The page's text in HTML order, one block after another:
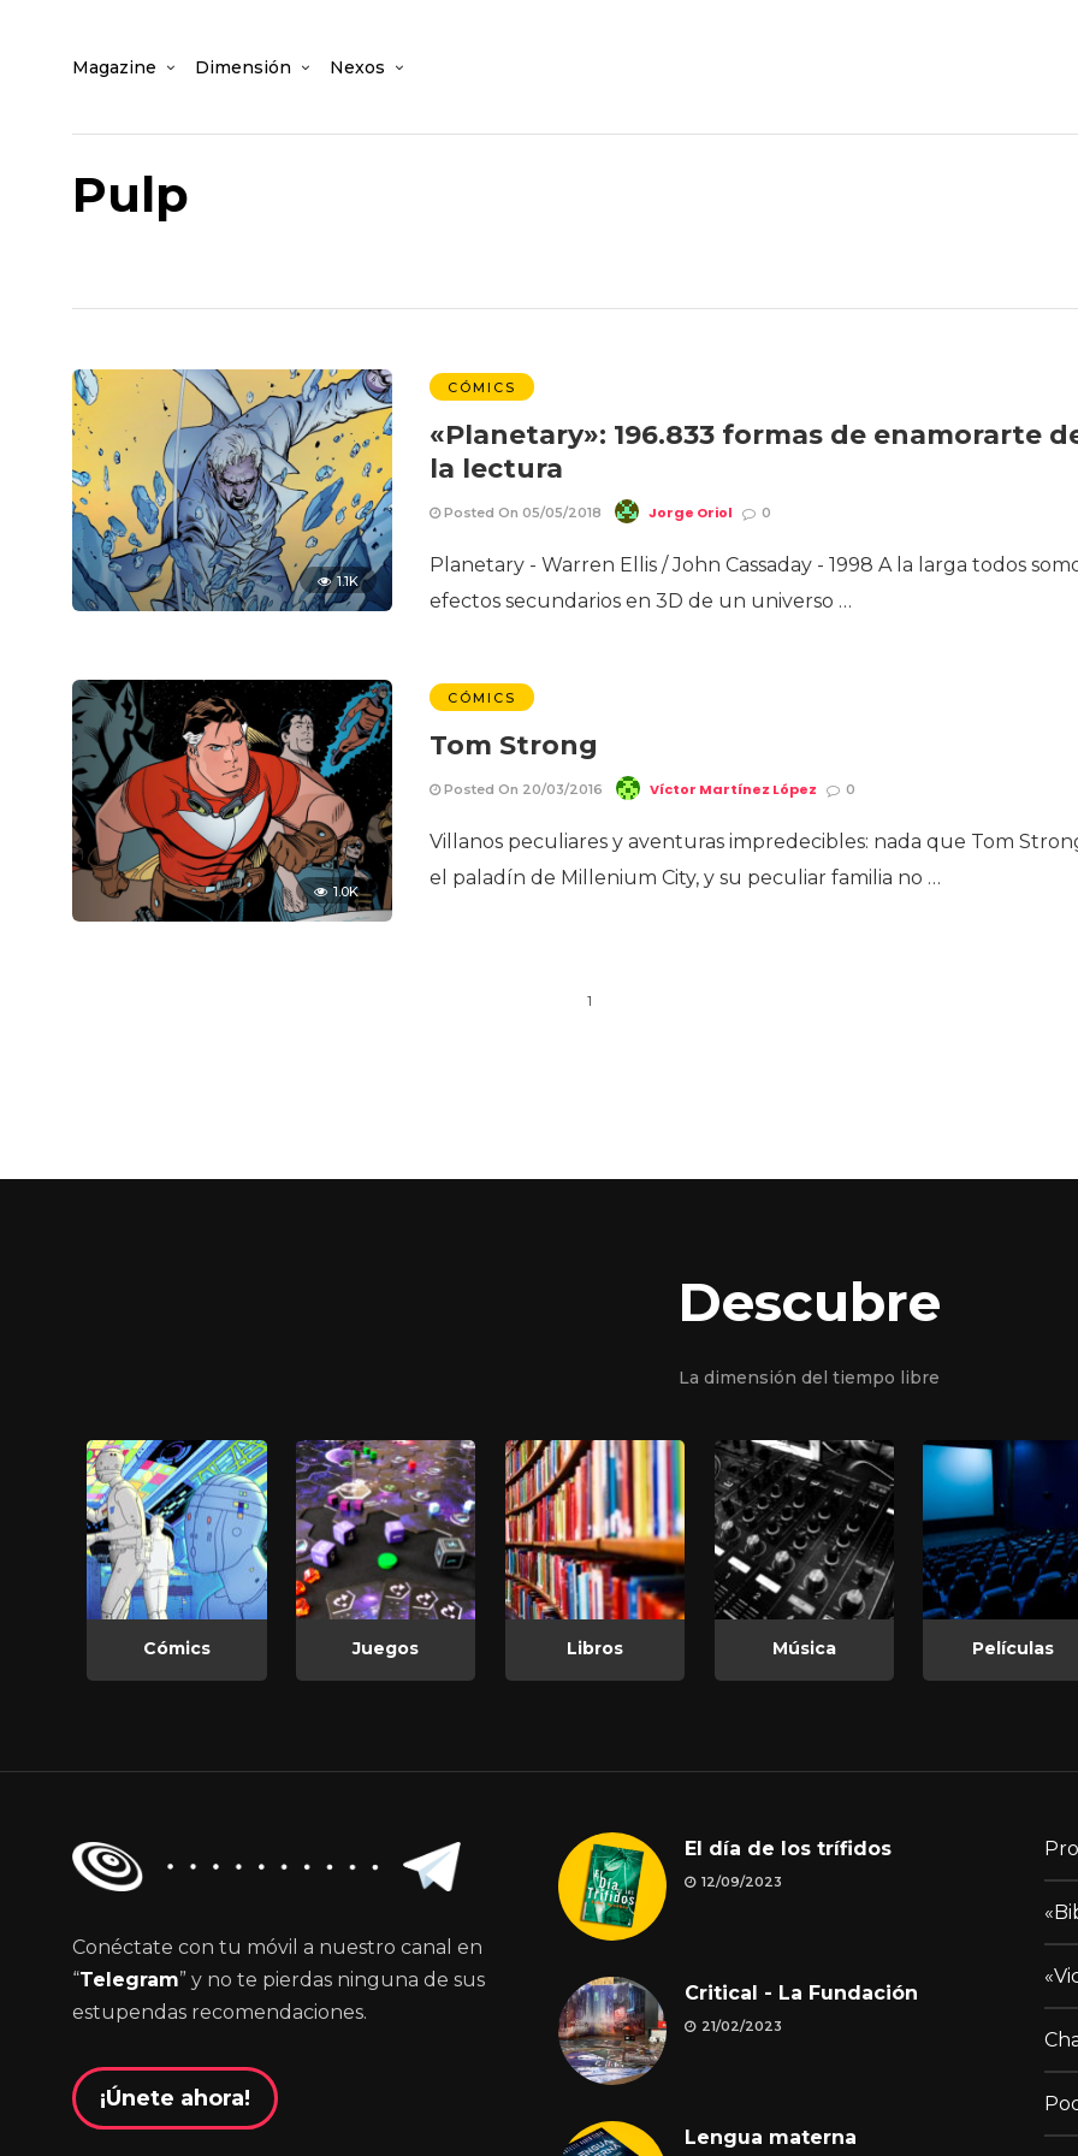
Magazine Dimensión Nexos
Pulp
1.1K
CÓMICS
«Planetary»: 196.833 formas de enamorarte
la lectura
Posted On 05/05/2018 Jorge Oriol 0
Planetary - Warren Ellis / John Cassaday - 1998 A la larga todos
efectos secundarios en 3D de un universo …
1.0K
CÓMICS
Tom Strong
Posted On 20/03/2016 Víctor Martínez López 0
Villanos peculiares y aventuras impredecibles: nada que Tom
el paladín de Millenium City, y su peculiar familia no …
1
Descubre
La dimensión del tiempo libre
Cómics Juegos Libros Música Películas
Conéctate con tu móvil a nuestro canal en
“Telegram” y no te pierdas ninguna de sus
estupendas recomendaciones.
¡Únete ahora!
El día de los trífidos
12/09/2023
Critical - La Fundación
21/02/2023
Lengua materna